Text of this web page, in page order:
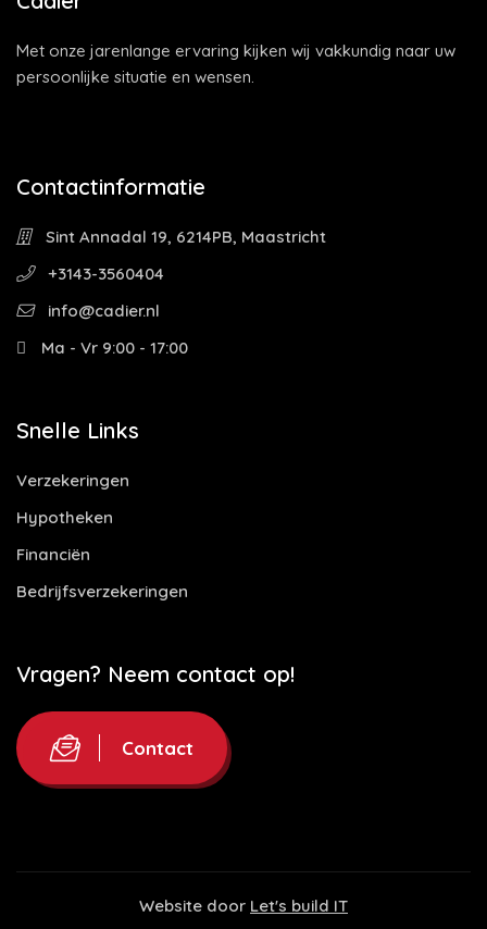
Met onze jarenlange ervaring kijken wij vakkundig naar uw
persoonlijke situatie en wensen.
Contactinformatie
Sint Annadal 19, 6214PB, Maastricht
+3143-3560404
info@cadier.nl
Ma - Vr 9:00 - 17:00
Snelle Links
Verzekeringen
Hypotheken
Financiën
Bedrijfsverzekeringen
Vragen? Neem contact op!
Contact
Website door Let's build IT